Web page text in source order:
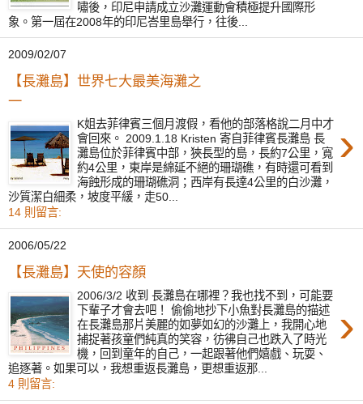
嘯後，印尼申請成立沙灘運動會積極提升國際形
象。第一屆在2008年的印尼峇里島舉行，往後...
2009/02/07
【長灘島】世界七大最美海灘之
一
›
K姐去菲律賓三個月渡假，看他的部落格說二月中才
會回來。 2009.1.18 Kristen 寄自菲律賓長灘島 長
灘島位於菲律賓中部，狹長型的島，長約7公里，寬
約4公里，東岸是綿延不絕的珊瑚礁，有時還可看到
海蝕形成的珊瑚礁洞；西岸有長達4公里的白沙灘，
沙質潔白細柔，坡度平緩，走50...
14 則留言:
2006/05/22
【長灘島】天使的容顏
›
2006/3/2 收到 長灘島在哪裡？我也找不到，可能要
下輩子才會去吧！ 偷偷地抄下小魚對長灘島的描述
在長灘島那片美麗的如夢如幻的沙灘上，我開心地
捕捉著孩童們純真的笑容，彷彿自己也跌入了時光
機，回到童年的自己，一起跟著他們嬉戲、玩耍、
追逐著。如果可以，我想重返長灘島，更想重返那...
4 則留言: